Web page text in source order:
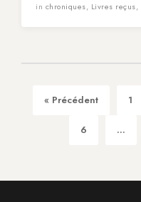
in chroniques, Livres reçus,
« Précédent 1
6 ...